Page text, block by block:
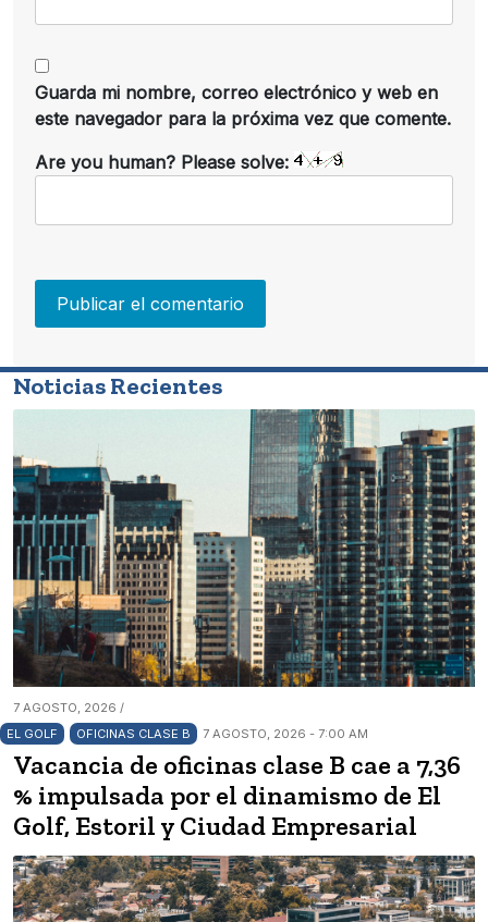
Guarda mi nombre, correo electrónico y web en
este navegador para la próxima vez que comente.
Are you human? Please solve:
Noticias Recientes
7 AGOSTO, 2026 /
EL GOLF
OFICINAS CLASE B 7 AGOSTO, 2026 - 7:00 AM
Vacancia de oficinas clase B cae a 7,36
% impulsada por el dinamismo de El
Golf, Estoril y Ciudad Empresarial